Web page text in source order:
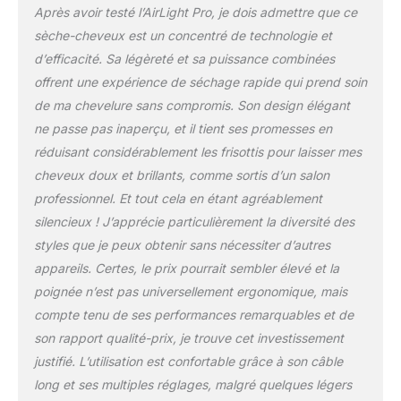
plus rapide et
respectueux; Notre
sèche-cheveux
professionnel protège et
cheveux : fins, secs,
bouclés ou frisés
Technologie Ionique - Le
sèche-cheveux pro P5
Bellissima dispose d'une
technologie ionique qui
lors de son utilisation
émet des ions positifs
favorisant l'hydratation
des cheveux et la
réduction des frisottis;
C'est un plaisir de
l'utiliser et d'avoir comme
résultat des cheveux
ultra doux, lisse, soyeux
et sans cheveux rebelles
Après avoir testé l’AirLight Pro, je dois admettre que ce
sèche-cheveux est un concentré de technologie et
d’efficacité. Sa légèreté et sa puissance combinées
offrent une expérience de séchage rapide qui prend soin
de ma chevelure sans compromis. Son design élégant
ne passe pas inaperçu, et il tient ses promesses en
réduisant considérablement les frisottis pour laisser mes
cheveux doux et brillants, comme sortis d’un salon
professionnel. Et tout cela en étant agréablement
silencieux ! J’apprécie particulièrement la diversité des
styles que je peux obtenir sans nécessiter d’autres
appareils. Certes, le prix pourrait sembler élevé et la
poignée n’est pas universellement ergonomique, mais
compte tenu de ses performances remarquables et de
son rapport qualité-prix, je trouve cet investissement
justifié. L’utilisation est confortable grâce à son câble
long et ses multiples réglages, malgré quelques légers